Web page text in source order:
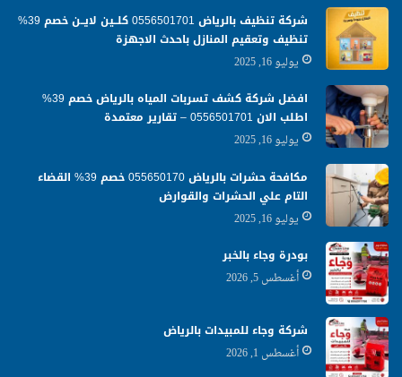
شركة تنظيف بالرياض 0556501701 كلــين لايــن خصم 39%
تنظيف وتعقيم المنازل باحدث الاجهزة
يوليو 16, 2025
افضل شركة كشف تسربات المياه بالرياض خصم 39%
اطلب الان 0556501701‬‏ – تقارير معتمدة
يوليو 16, 2025
مكافحة حشرات بالرياض 055650170 خصم 39% القضاء
التام علي الحشرات والقوارض
يوليو 16, 2025
بودرة وجاء بالخبر
أغسطس 5, 2026
شركة وجاء للمبيدات بالرياض
أغسطس 1, 2026